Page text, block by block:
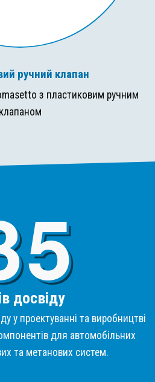
ручний клапан
з пластиковим ручним
клапаном
досвіду
у проектуванні та виробництві
для автомобільних
та метанових систем.